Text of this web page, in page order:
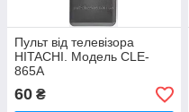
Пульт від телевізора
HITACHI. Модель CLE-
865A
60 ₴